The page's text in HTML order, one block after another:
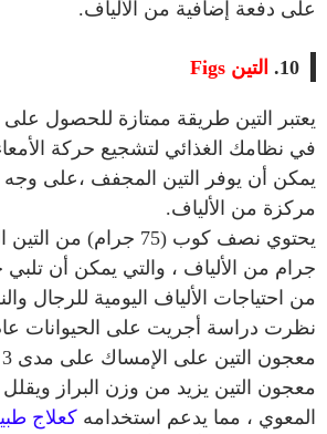
على دفعة إضافية من الألياف.
10. التين Figs
يعتبر التين طريقة ممتازة للحصول على
في نظامك الغذائي لتشجيع حركة
يمكن أن يوفر التين المجفف ،على
مركزة من الألياف.
من احتياجات الألياف اليومية للرجال
معجون التين يزيد من وزن البراز
المعوي ، مما يدعم استخدامه كعلاج